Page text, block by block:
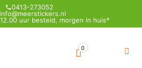
0413-273052
info@meerstickers.nl
uur besteld, morgen in huis*
0